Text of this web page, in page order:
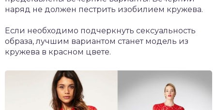
наряд не должен пестрить изобилием кружева.
Если необходимо подчеркнуть сексуальность
образа, лучшим вариантом станет модель из
кружева в красном цвете.